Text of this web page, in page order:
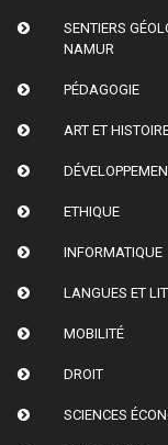
SENTIERS
NAMUR
PÉDAGOGIE
ART ET
ETHIQUE
INFORMATIQUE
LANGUES ET
MOBILITÉ
DROIT
SCIENCES